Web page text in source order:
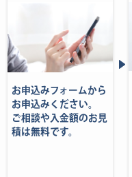
お申込みフォームから
お申込みください。
ご相談や入金額のお見
積は無料です。